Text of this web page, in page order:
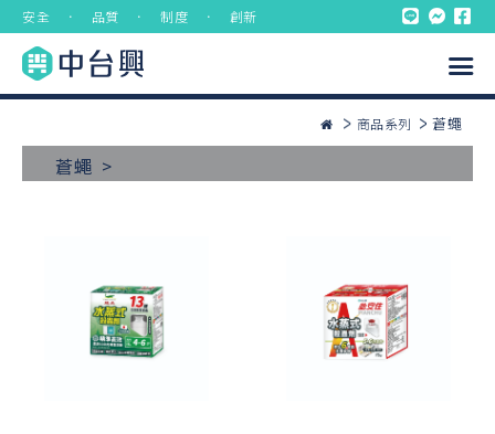
安全 ． 品質 ． 制度 ． 創新
商品系列 蒼蠅
蒼蠅 >